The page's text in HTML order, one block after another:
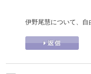
伊野尾慧について、自